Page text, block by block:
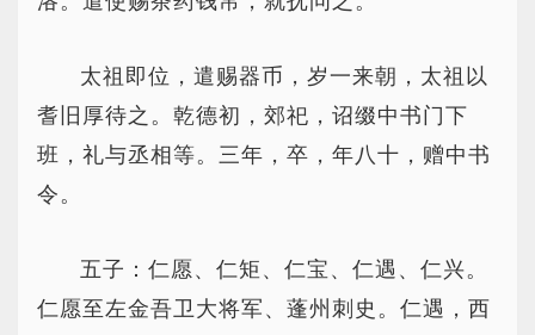
太祖即位，遣赐器币，岁一来朝，太祖以
耆旧厚待之。乾德初，郊祀，诏缀中书门下
班，礼与丞相等。三年，卒，年八十，赠中书
令。
五子：仁愿、仁矩、仁宝、仁遇、仁兴。
仁愿至左金吾卫大将军、蓬州刺史。仁遇，西